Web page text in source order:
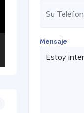
Mensaje